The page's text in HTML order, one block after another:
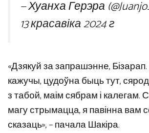
— Хуанха Герэра
13 красавіка 2024 г
«Дзякуй за запрашэнне,
кажучы, цудоўна быць тут, сярод
з табой, маім сябрам і калегам.
магу стрымацца, я павінна вам
сказаць», – пачала Шакіра.